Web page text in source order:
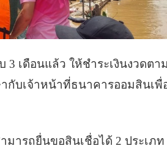
เดือนแล้ว ให้ชำระเงินงวดตาม
กับเจ้าหน้าที่ธนาคารออมสินเพื่
ารถยื่นขอสินเชื่อได้ 2 ประเภท